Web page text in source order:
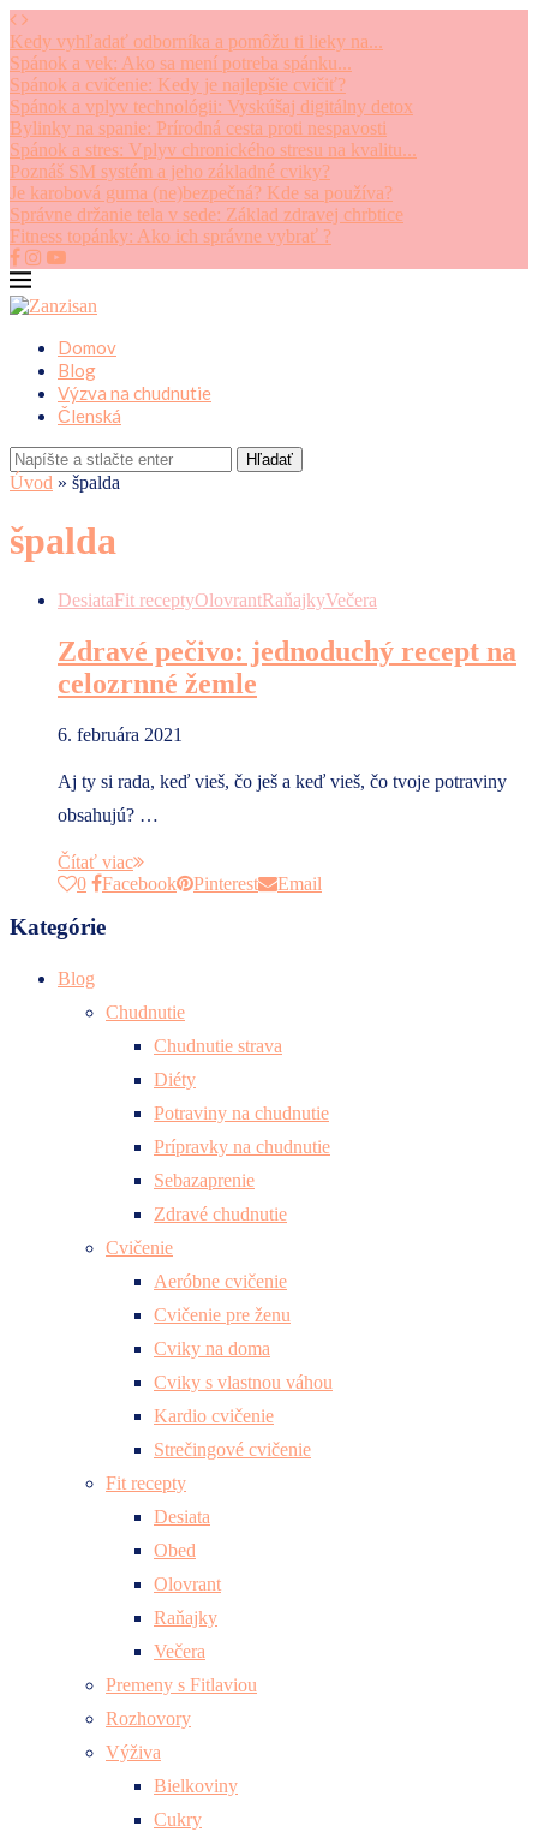
Kedy vyhľadať odborníka a pomôžu ti lieky na...
Spánok a vek: Ako sa mení potreba spánku...
Spánok a cvičenie: Kedy je najlepšie cvičiť?
Spánok a vplyv technológii: Vyskúšaj digitálny detox
Bylinky na spanie: Prírodná cesta proti nespavosti
Spánok a stres: Vplyv chronického stresu na kvalitu...
Poznáš SM systém a jeho základné cviky?
Je karobová guma (ne)bezpečná? Kde sa používa?
Správne držanie tela v sede: Základ zdravej chrbtice
Fitness topánky: Ako ich správne vybrať ?
Domov
Blog
Výzva na chudnutie
Členská
Hľadať
Úvod » špalda
špalda
DesiataFit receptyOlovrantRaňajkyVečera
Zdravé pečivo: jednoduchý recept na
celozrnné žemle
6. februára 2021
Aj ty si rada, keď vieš, čo ješ a keď vieš, čo tvoje potraviny
obsahujú? …
Čítať viac
0
Facebook Pinterest Email
Kategórie
Blog
Chudnutie
Chudnutie strava
Diéty
Potraviny na chudnutie
Prípravky na chudnutie
Sebazaprenie
Zdravé chudnutie
Cvičenie
Aeróbne cvičenie
Cvičenie pre ženu
Cviky na doma
Cviky s vlastnou váhou
Kardio cvičenie
Strečingové cvičenie
Fit recepty
Desiata
Obed
Olovrant
Raňajky
Večera
Premeny s Fitlaviou
Rozhovory
Výživa
Bielkoviny
Cukry